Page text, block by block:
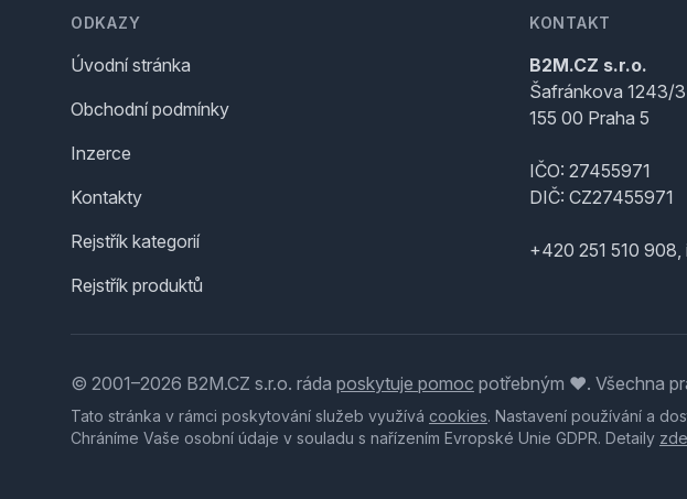
ODKAZY
Úvodní stránka
Obchodní podmínky
Inzerce
Kontakty
Rejstřík kategorií
Rejstřík produktů
KONTAKT
B2M.CZ s.r.o.
Šafránkova 1243/3
155 00 Praha 5
IČO: 27455971
DIČ: CZ27455971
+420 251 510 908,
© 2001–2026 B2M.CZ s.r.o. ráda poskytuje pomoc potřebným ♥️. Všechna
Tato stránka v rámci poskytování služeb využívá cookies. Nastavení používání a
Chráníme Vaše osobní údaje v souladu s nařízením Evropské Unie GDPR. Detaily zde